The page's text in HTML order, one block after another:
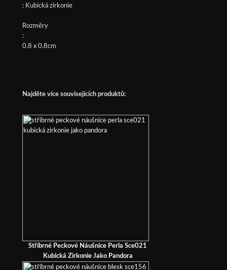
: Kubická zirkonie
Rozměry
:
0.8 x 0.8cm
Najděte více souvisejících produktů:
Stříbrné Peckové Náušnice Perla Sce021
Kubická Zirkonie Jako Pandora